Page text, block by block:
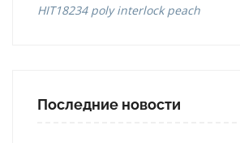
HIT18234 poly interlock peach
Последние новости